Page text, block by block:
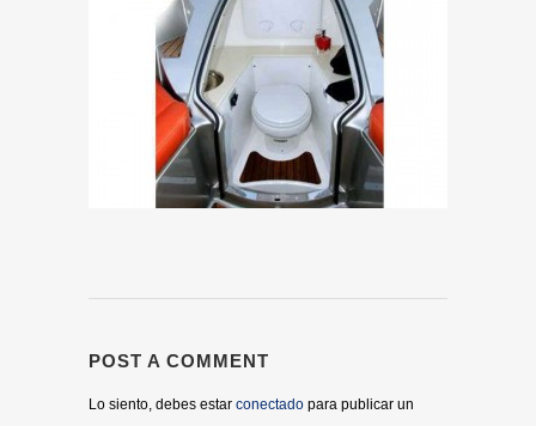
POST A COMMENT
Lo siento, debes estar conectado para publicar un